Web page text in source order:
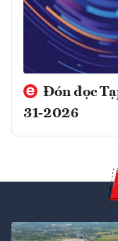
Đón đọc
31-2026